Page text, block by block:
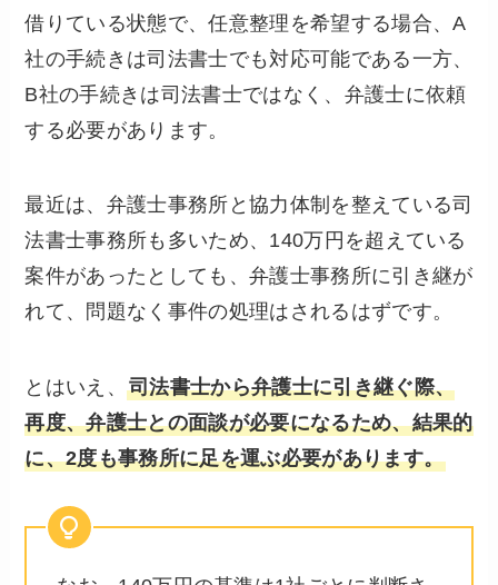
借りている状態で、任意整理を希望する場合、A
社の手続きは司法書士でも対応可能である一方、
B社の手続きは司法書士ではなく、弁護士に依頼
する必要があります。
最近は、弁護士事務所と協力体制を整えている司
法書士事務所も多いため、140万円を超えている
案件があったとしても、弁護士事務所に引き継が
れて、問題なく事件の処理はされるはずです。
とはいえ、司法書士から弁護士に引き継ぐ際、
再度、弁護士との面談が必要になるため、結果的
に、2度も事務所に足を運ぶ必要があります。